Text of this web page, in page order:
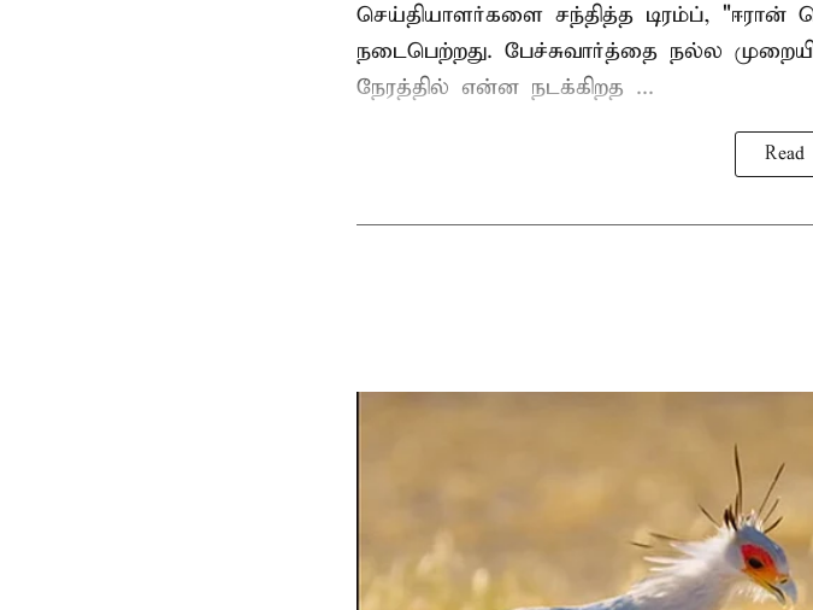
செய்தியாளர்களை சந்தித்த டிரம்ப், "ஈரான்
நடைபெற்றது. பேச்சுவார்த்தை நல்ல
நேரத்தில் என்ன நடக்கிறத ...
Read